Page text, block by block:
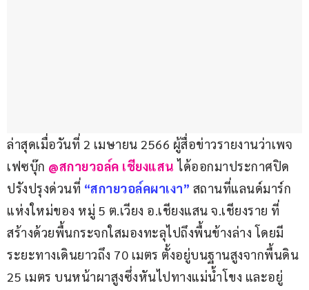
ล่าสุดเมื่อวันที่ 2 เมษายน 2566 ผู้สื่อข่าวรายงานว่าเพจ
เฟซบุ๊ก @สกายวอล์ค เชียงแสน ได้ออกมาประกาศปิด
ปรังปรุงด่วนที่ “สกายวอล์คผาเงา” สถานที่แลนด์มาร์ก
แห่งใหม่ของ หมู่ 5 ต.เวียง อ.เชียงแสน จ.เชียงราย ที่
สร้างด้วยพื้นกระจกใสมองทะลุไปถึงพื้นข้างล่าง โดยมี
ระยะทางเดินยาวถึง 70 เมตร ตั้งอยู่บนฐานสูงจากพื้นดิน
25 เมตร บนหน้าผาสูงซึ่งหันไปทางแม่น้ำโขง และอยู่